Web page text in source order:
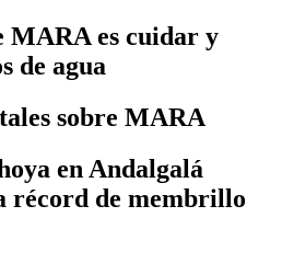
MARA es cuidar y
de agua
sobre MARA
en Andalgalá
récord de membrillo